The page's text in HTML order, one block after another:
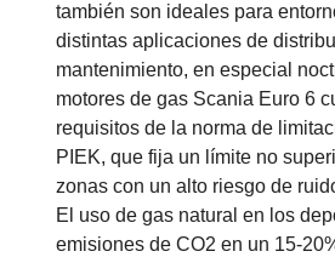
también son ideales para
distintas aplicaciones de
mantenimiento, en especial
motores de gas Scania Euro 6
requisitos de la norma de
PIEK, que fija un límite no
zonas con un alto riesgo de
El uso de gas natural en los
emisiones de CO2 en un 15-